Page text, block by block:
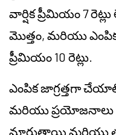
వార్షిక ప్రీమియం 7
మొత్తం, మరియు
ప్రీమియం 10 రెట్లు.
ఎంపిక జాగ్రత్తగా
మరియు ప్రయోజనాలు
మారుతాయి మరియు